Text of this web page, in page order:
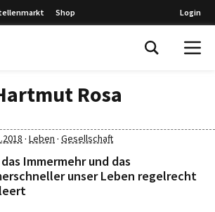
Shop Login
Rosa
· Leben · Gesellschaft
Immermehr und das
unser Leben regelrecht